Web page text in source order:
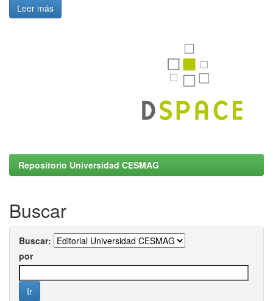
Leer más
Repositorio Universidad CESMAG
Buscar
Buscar:
por